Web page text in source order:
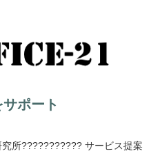
ポート
所??????????? サービス提案